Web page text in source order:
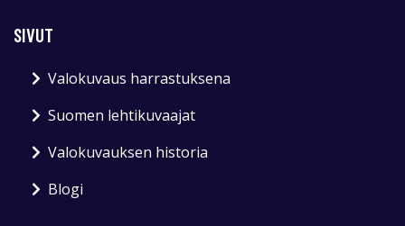
SIVUT
Valokuvaus harrastuksena
Suomen lehtikuvaajat
Valokuvauksen historia
Blogi